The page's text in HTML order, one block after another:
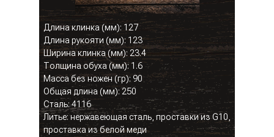
Длина клинка (мм): 127
Длина рукояти (мм): 123
Ширина клинка (мм): 23.4
Толщина обуха (мм): 1.6
Масса без ножен (гр): 90
Общая длина (мм): 250
Сталь: 4116
Литье: нержавеющая сталь, проставки из G10,
проставка из белой меди